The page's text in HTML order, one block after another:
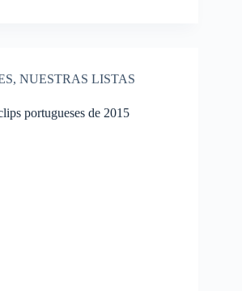
, NUESTRAS LISTAS
portugueses de 2015